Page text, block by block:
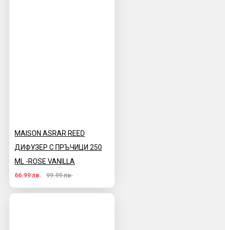
MAISON ASRAR REED
ДИФУЗЕР С ПРЪЧИЦИ 250
ML -ROSE VANILLA
66.99 лв. 99.99 лв.